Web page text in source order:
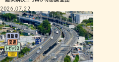
疑問解決!? JMO特命調査団
2026.07.22